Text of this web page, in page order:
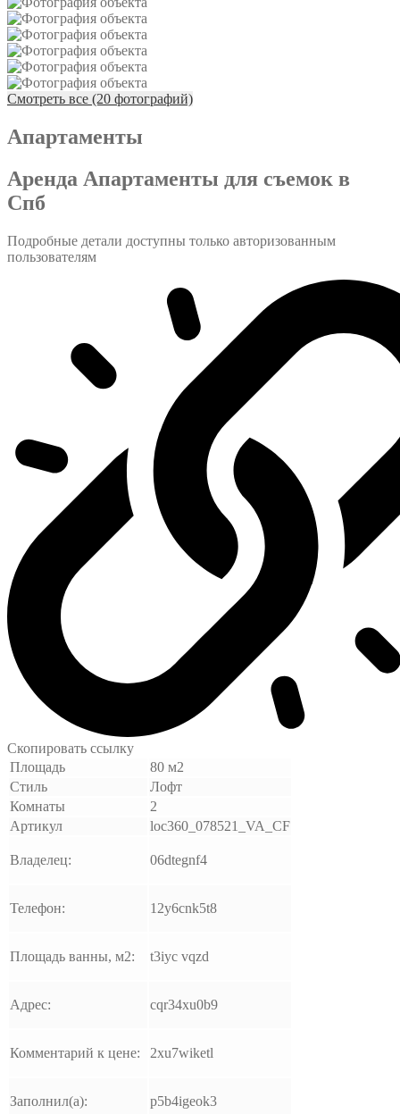
Смотреть все (20 фотографий)
Апартаменты
Аренда Апартаменты для съемок в
Спб
Подробные детали доступны только авторизованным
пользователям
Скопировать ссылку
Площадь
80 м2
Стиль
Лофт
Комнаты
2
Артикул
loc360_078521_VA_CF
Владелец: 06dtegnf4
Телефон: 12y6cnk5t8
Площадь ванны, м2: t3iyc vqzd
Адрес: cqr34xu0b9
Комментарий к цене: 2xu7wiketl
Заполнил(а): p5b4igeok3